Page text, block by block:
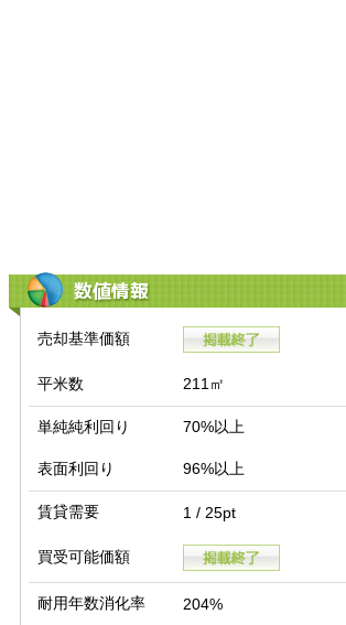
数値情報
売却基準価額
平米数 211㎡
単純純利回り 70%以上
表面利回り 96%以上
賃貸需要 1 / 25pt
買受可能価額
耐用年数消化率 204%